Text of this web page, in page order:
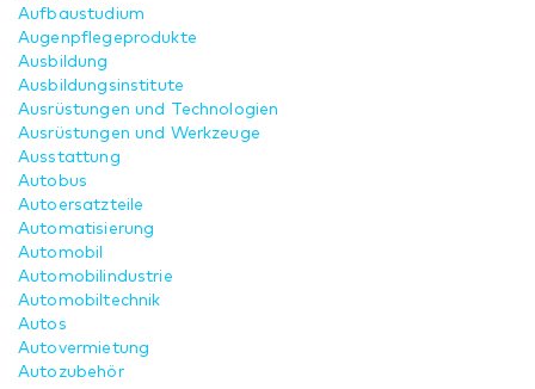
Aufbaustudium
Augenpflegeprodukte
Ausbildung
Ausbildungsinstitute
Ausrüstungen und Technologien
Ausrüstungen und Werkzeuge
Ausstattung
Autobus
Autoersatzteile
Automatisierung
Automobil
Automobilindustrie
Automobiltechnik
Autos
Autovermietung
Autozubehör